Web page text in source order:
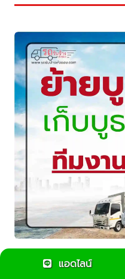
บริการย้ายบูธด่วน 24 ชม.
แอดไลน์